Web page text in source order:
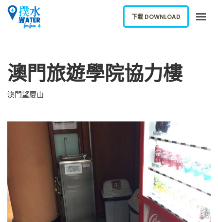
下載應用
ENGLISH
下載 DOWNLOAD
澳門旅遊學院協力樓
澳門望廈山
下載 DOWNLOAD